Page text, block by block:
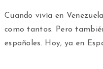
Cuando vivía en
como tantos. Pero
españoles. Hoy, ya en